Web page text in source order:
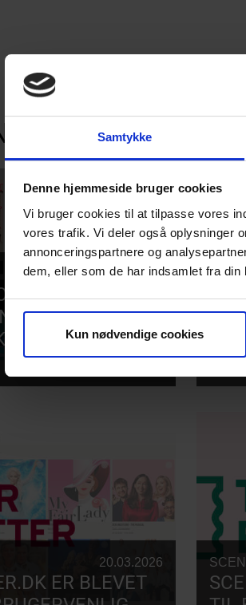
Samtykke
Denne hjemmeside bruger cookies
Vi bruger cookies til at tilpasse vores
vores trafik. Vi deler også oplysninger
annonceringspartnere og
dem, eller som de har indsamlet fra din
Kun nødvendige cookies
03.08.2026
EN-TIL-ALLE-
OG
20.03.2026
ER BLEVET